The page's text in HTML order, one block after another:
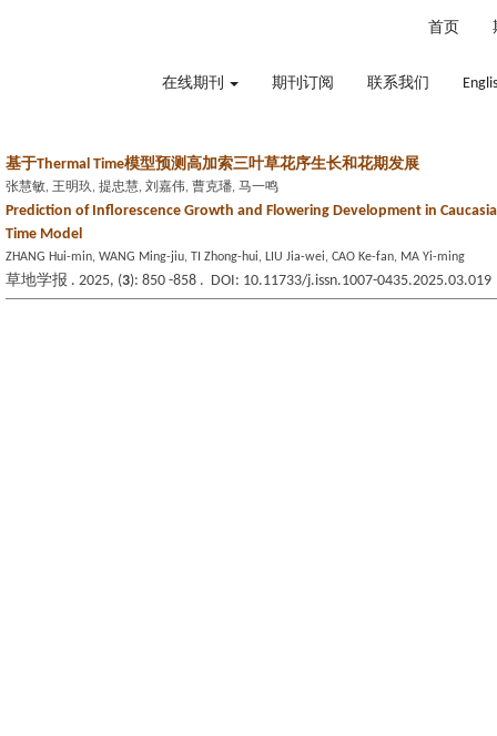
首页
在线期刊 期刊订阅 联系我们
基于Thermal Time模型预测高加索三叶草花序生长和花期发展
张慧敏, 王明玖, 提忠慧, 刘嘉伟, 曹克璠, 马一鸣
Prediction of Inflorescence Growth and Flowering Development in
Time Model
ZHANG Hui-min, WANG Ming-jiu, TI Zhong-hui, LIU Jia-wei, CAO Ke-fan, MA Yi-ming
草地学报 . 2025, (3): 850 -858 . DOI: 10.11733/j.issn.1007-0435.2025.03.019